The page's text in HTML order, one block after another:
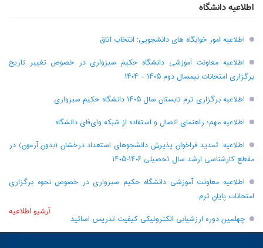
اطلاعیه دانشگاه
اطلاعیه امور خوابگاه های دانشجویی: انتخاب اتاق
اطلاعیه معاونت آموزشی دانشگاه حکیم سبزواری در خصوص تغییر تاریخ
برگزاری امتحانات نیمسال دوم ۱۴۰۵ – ۱۴۰۴
اطلاعیه برگزاری ترم تابستان سال ۱۴۰۵ دانشگاه حکیم سبزواری
اطلاعیه مهم؛ راهنمای اتصال و استفاده از شبکه وای‌فای دانشگاه
اطلاعیه: تمدید فراخوان پذیرش دانشجو‌های استعداد درخشان (بدون آزمون) در
مقطع کارشناسی ارشد سال تحصیلی ۱۴۰۶-۱۴۰۵
اطلاعیه معاونت آموزشی دانشگاه حکیم سبزواری در خصوص نحوه برگزاری
امتحانات پایان ترم
چهلمین دوره ارزشیابی الکترونیکی کیفیت تدریس اساتید
آرشیو اطلاعیه